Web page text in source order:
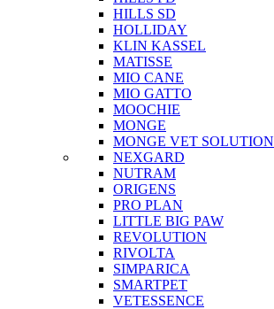
HILLS SD
HOLLIDAY
KLIN KASSEL
MATISSE
MIO CANE
MIO GATTO
MOOCHIE
MONGE
MONGE VET SOLUTION
NEXGARD
NUTRAM
ORIGENS
PRO PLAN
LITTLE BIG PAW
REVOLUTION
RIVOLTA
SIMPARICA
SMARTPET
VETESSENCE